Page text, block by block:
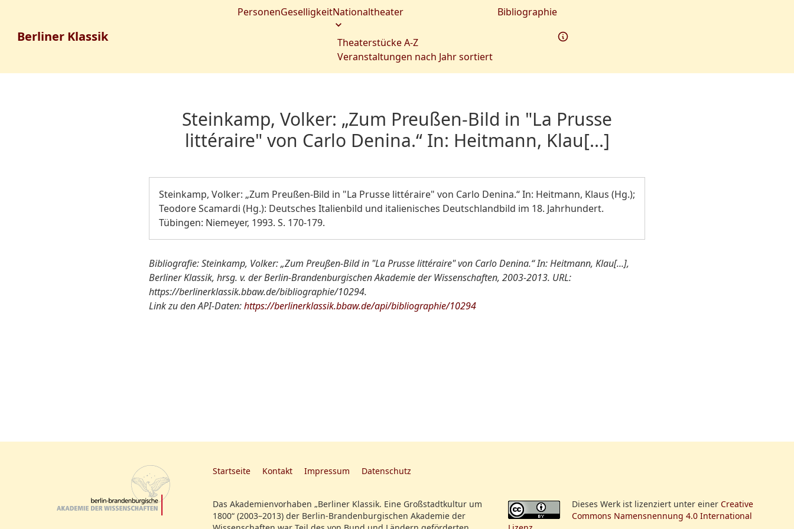
Berliner Klassik
PersonenGeselligkeitNationaltheater
Theaterstücke A-Z
Veranstaltungen nach Jahr sortiert
Bibliographie
Steinkamp, Volker: „Zum Preußen-Bild in "La Prusse
littéraire" von Carlo Denina.“ In: Heitmann, Klau[...]
Steinkamp, Volker: „Zum Preußen-Bild in "La Prusse littéraire" von Carlo Denina.“ In: Heitmann, Klaus (Hg.);
Teodore Scamardi (Hg.): Deutsches Italienbild und italienisches Deutschlandbild im 18. Jahrhundert.
Tübingen: Niemeyer, 1993. S. 170-179.
Bibliografie: Steinkamp, Volker: „Zum Preußen-Bild in "La Prusse littéraire" von Carlo Denina.“ In: Heitmann, Klau[...],
Berliner Klassik, hrsg. v. der Berlin-Brandenburgischen Akademie der Wissenschaften, 2003-2013. URL:
https://berlinerklassik.bbaw.de/bibliographie/10294.
Link zu den API-Daten:https://berlinerklassik.bbaw.de/api/bibliographie/10294
Startseite Kontakt Impressum Datenschutz
Das Akademienvorhaben „Berliner Klassik. Eine Großstadtkultur um
1800“ (2003–2013) der Berlin-Brandenburgischen Akademie der
Dieses Werk ist lizenziert unter einer Creative
Commons Namensnennung 4.0 International